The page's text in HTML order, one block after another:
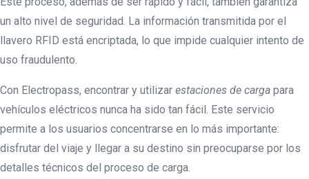
un alto nivel de seguridad. La información transmitida por el
llavero RFID está encriptada, lo que impide cualquier intento de
uso fraudulento.
Con Electropass, encontrar y utilizar estaciones de carga para
vehículos eléctricos nunca ha sido tan fácil. Este servicio
permite a los usuarios concentrarse en lo más importante:
disfrutar del viaje y llegar a su destino sin preocuparse por los
detalles técnicos del proceso de carga.